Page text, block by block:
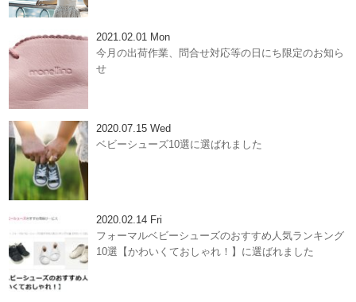
2021.02.01 Mon
今月の出荷作業、問合せ対応等の日にち限定のお知ら
せ
2020.07.15 Wed
ベビーシューズ10選に選ばれました
2020.02.14 Fri
フォーマルベビーシューズのおすすめ人気ランキング
10選【かわいくておしゃれ！】に選ばれました